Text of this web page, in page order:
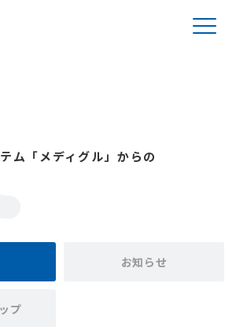
ム「メディグル」からの
お知らせ
プ